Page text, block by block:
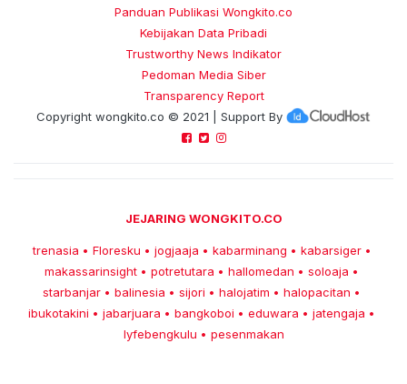
Panduan Publikasi Wongkito.co
Kebijakan Data Pribadi
Trustworthy News Indikator
Pedoman Media Siber
Transparency Report
Copyright wongkito.co © 2021 | Support By
JEJARING WONGKITO.CO
trenasia • Floresku • jogjaaja • kabarminang • kabarsiger •
makassarinsight • potretutara • hallomedan • soloaja •
starbanjar • balinesia • sijori • halojatim • halopacitan •
ibukotakini • jabarjuara • bangkoboi • eduwara • jatengaja •
lyfebengkulu • pesenmakan